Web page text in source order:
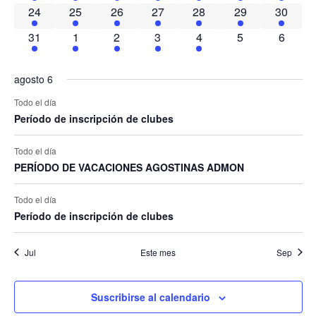
24
25 26 27 28 29
30
31
1 2 3 4 5 6
agosto 6
Todo el día
Período de inscripción de clubes
Todo el día
PERÍODO DE VACACIONES AGOSTINAS ADMON
Todo el día
Período de inscripción de clubes
Jul Este mes Sep
Suscribirse al calendario